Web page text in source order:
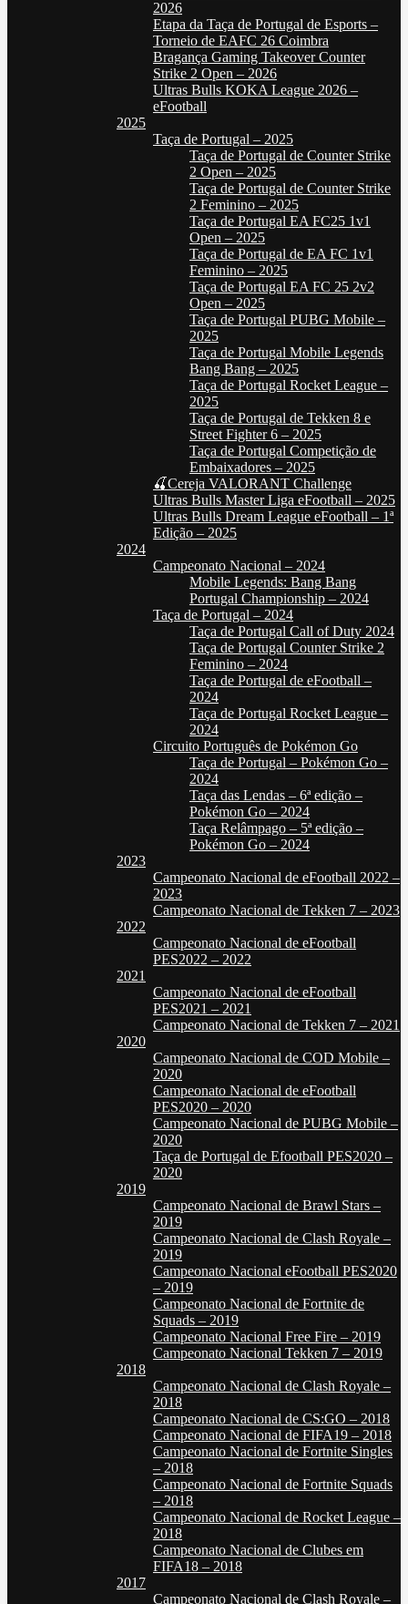
2026
Etapa da Taça de Portugal de Esports –
Torneio de EAFC 26 Coimbra
Bragança Gaming Takeover Counter
Strike 2 Open – 2026
Ultras Bulls KOKA League 2026 –
eFootball
2025
Taça de Portugal – 2025
Taça de Portugal de Counter Strike
2 Open – 2025
Taça de Portugal de Counter Strike
2 Feminino – 2025
Taça de Portugal EA FC25 1v1
Open – 2025
Taça de Portugal de EA FC 1v1
Feminino – 2025
Taça de Portugal EA FC 25 2v2
Open – 2025
Taça de Portugal PUBG Mobile –
2025
Taça de Portugal Mobile Legends
Bang Bang – 2025
Taça de Portugal Rocket League –
2025
Taça de Portugal de Tekken 8 e
Street Fighter 6 – 2025
Taça de Portugal Competição de
Embaixadores – 2025
🍒Cereja VALORANT Challenge
Ultras Bulls Master Liga eFootball – 2025
Ultras Bulls Dream League eFootball – 1ª
Edição – 2025
2024
Campeonato Nacional – 2024
Mobile Legends: Bang Bang
Portugal Championship – 2024
Taça de Portugal – 2024
Taça de Portugal Call of Duty 2024
Taça de Portugal Counter Strike 2
Feminino – 2024
Taça de Portugal de eFootball –
2024
Taça de Portugal Rocket League –
2024
Circuito Português de Pokémon Go
Taça de Portugal – Pokémon Go –
2024
Taça das Lendas – 6ª edição –
Pokémon Go – 2024
Taça Relâmpago – 5ª edição –
Pokémon Go – 2024
2023
Campeonato Nacional de eFootball 2022 –
2023
Campeonato Nacional de Tekken 7 – 2023
2022
Campeonato Nacional de eFootball
PES2022 – 2022
2021
Campeonato Nacional de eFootball
PES2021 – 2021
Campeonato Nacional de Tekken 7 – 2021
2020
Campeonato Nacional de COD Mobile –
2020
Campeonato Nacional de eFootball
PES2020 – 2020
Campeonato Nacional de PUBG Mobile –
2020
Taça de Portugal de Efootball PES2020 –
2020
2019
Campeonato Nacional de Brawl Stars –
2019
Campeonato Nacional de Clash Royale –
2019
Campeonato Nacional eFootball PES2020
– 2019
Campeonato Nacional de Fortnite de
Squads – 2019
Campeonato Nacional Free Fire – 2019
Campeonato Nacional Tekken 7 – 2019
2018
Campeonato Nacional de Clash Royale –
2018
Campeonato Nacional de CS:GO – 2018
Campeonato Nacional de FIFA19 – 2018
Campeonato Nacional de Fortnite Singles
– 2018
Campeonato Nacional de Fortnite Squads
– 2018
Campeonato Nacional de Rocket League –
2018
Campeonato Nacional de Clubes em
FIFA18 – 2018
2017
Campeonato Nacional de Clash Royale –